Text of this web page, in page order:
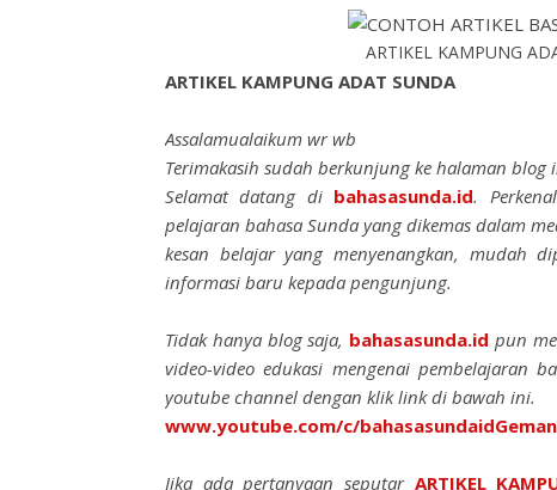
ARTIKEL KAMPUNG
ARTIKEL KAMPUNG ADAT SUNDA
Assalamualaikum wr wb
Terimakasih sudah berkunjung ke halaman blog
Selamat datang di bahasasunda.id.
pelajaran bahasa Sunda yang dikemas dalam
kesan belajar yang menyenangkan, mudah
informasi baru kepada pengunjung.
Tidak hanya blog saja, bahasasunda.id pun
video-video edukasi mengenai pembelajaran
youtube channel dengan klik link di bawah ini.
www.youtube.com/c/
Jika ada pertanyaan seputar ARTIKEL